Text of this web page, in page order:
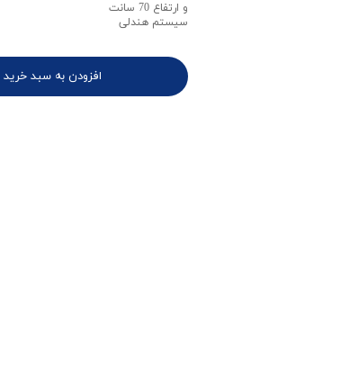
و ارتفاع 70 سانت
سیستم هندلی
افزودن به سبد خرید